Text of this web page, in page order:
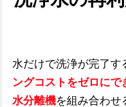
水だけで洗浄が完了す
ングコストをゼロにで
水分離機を組み合わせ